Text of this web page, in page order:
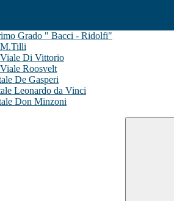
Grado " Bacci - Ridolfi"
M.Tilli
Viale Di Vittorio
Roosvelt
De Gasperi
Leonardo da Vinci
Don Minzoni